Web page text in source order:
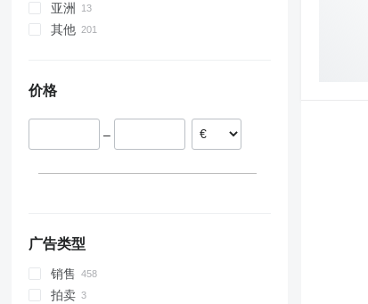
波兰
法国
亚洲
土耳其
其他
价格
–
广告类型
销售
拍卖